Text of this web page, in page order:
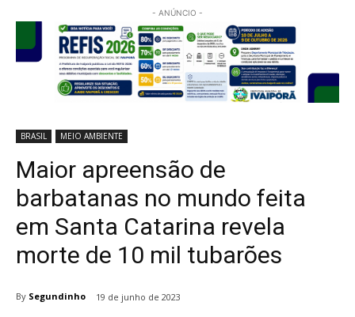
- ANÚNCIO -
BRASIL MEIO AMBIENTE
Maior apreensão de
barbatanas no mundo feita
em Santa Catarina revela
morte de 10 mil tubarões
By Segundinho 19 de junho de 2023